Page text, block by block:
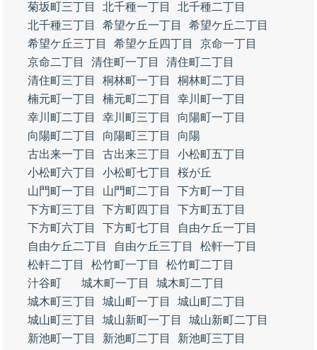
菊坂町三丁目
北千種一丁目
北千種二丁目
北千種三丁目
希望ケ丘一丁目
希望ケ丘二丁目
希望ケ丘三丁目
希望ケ丘四丁目
京命一丁目
京命二丁目
清住町一丁目
清住町二丁目
清住町三丁目
桐林町一丁目
桐林町二丁目
楠元町一丁目
楠元町二丁目
幸川町一丁目
幸川町二丁目
幸川町三丁目
向陽町一丁目
向陽町二丁目
向陽町三丁目
向陽
古出来一丁目
古出来三丁目
小松町五丁目
小松町六丁目
小松町七丁目
桜が丘
山門町一丁目
山門町二丁目
下方町一丁目
下方町三丁目
下方町四丁目
下方町五丁目
下方町六丁目
下方町七丁目
自由ケ丘一丁目
自由ケ丘二丁目
自由ケ丘三丁目
松軒一丁目
松軒二丁目
松竹町一丁目
松竹町二丁目
汁谷町
城木町一丁目
城木町二丁目
城木町三丁目
城山町一丁目
城山町二丁目
城山町三丁目
城山新町一丁目
城山新町二丁目
新池町一丁目
新池町二丁目
新池町三丁目